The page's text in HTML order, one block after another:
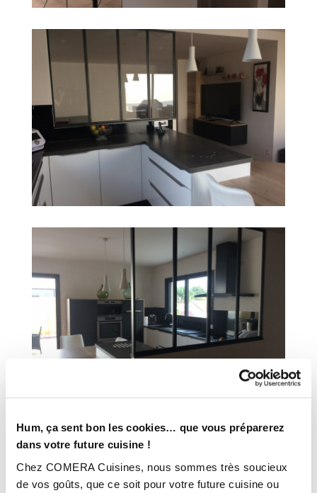
Hum, ça sent bon les cookies… que vous préparerez
dans votre future cuisine !
Chez COMERA Cuisines, nous sommes très soucieux
de vos goûts, que ce soit pour votre future cuisine ou
INFORMATIONS
TECHNIQUES :